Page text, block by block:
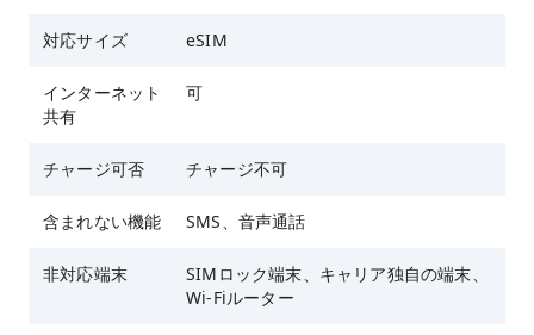
対応サイズ eSIM
インターネット
共有
可
チャージ可否 チャージ不可
含まれない機能 SMS、音声通話
非対応端末
SIMロック端末、キャリア独自の端末、
Wi-Fiルーター